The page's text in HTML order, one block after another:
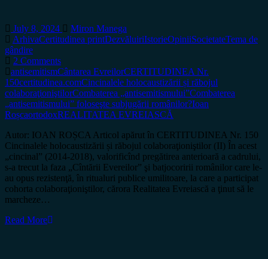
July 8, 2024
Miron Manega
ArhivaCertitudinea printDezvăluiriIstorieOpiniiSocietateTema de
gândire
2 Comments
antisemitismCântarea EvreilorCERTITUDINEA Nr.
150certitudinea.comCincinalele holocaustizării și răbojul
colaboraţioniştilorCombaterea „antisemitismului”Combaterea
„antisemitismului” foloseşte subjugării românilor?Ioan
RoșcaortodoxREALITATEA EVREIASCĂ
Autor: IOAN ROȘCA Articol apărut în CERTITUDINEA Nr. 150
Cincinalele holocaustizării și răbojul colaboraţioniştilor (II) În acest
„cincinal” (2014-2018), valorificînd pregătirea anterioară a cadrului,
s-a trecut la faza „Cîntării Evereilor” şi batjocoririi românilor care le-
au opus rezistenţă, în ritualuri publice umilitoare, la care a participat
cohorta colaboraţioniştilor, cărora Realitatea Evreiască a ţinut să le
marcheze…
Read More